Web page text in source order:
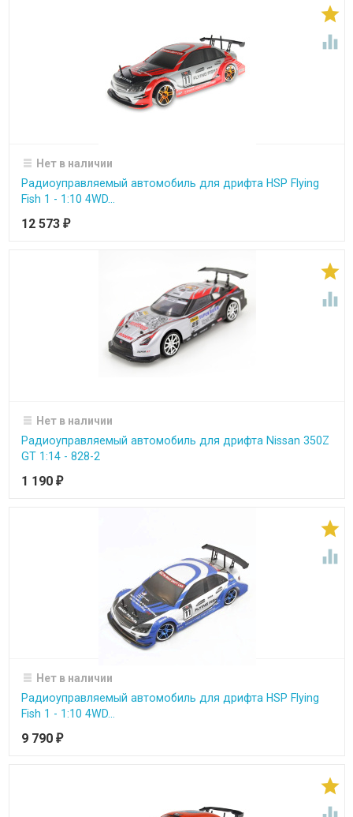


Нет в наличии
Радиоуправляемый автомобиль для дрифта HSP Flying
Fish 1 - 1:10 4WD...
12 573 ₽


Нет в наличии
Радиоуправляемый автомобиль для дрифта Nissan 350Z
GT 1:14 - 828-2
1 190 ₽


Нет в наличии
Радиоуправляемый автомобиль для дрифта HSP Flying
Fish 1 - 1:10 4WD...
9 790 ₽
